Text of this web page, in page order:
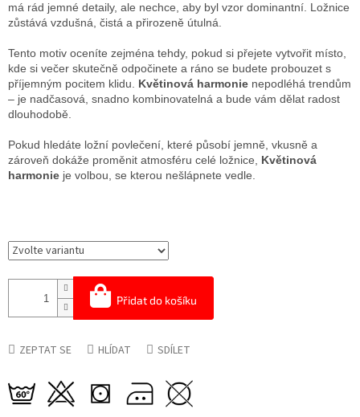
Přidat do košíku
má rád jemné detaily, ale nechce, aby byl vzor dominantní. Ložnice
zůstává vzdušná, čistá a přirozeně útulná.
Tento motiv oceníte zejména tehdy, pokud si přejete vytvořit místo,
kde si večer skutečně odpočinete a ráno se budete probouzet s
příjemným pocitem klidu. Květinová harmonie nepodléhá trendům
– je nadčasová, snadno kombinovatelná a bude vám dělat radost
dlouhodobě.
Pokud hledáte ložní povlečení, které působí jemně, vkusně a
zároveň dokáže proměnit atmosféru celé ložnice, Květinová
harmonie je volbou, se kterou nešlápnete vedle.
ZEPTAT SE HLÍDAT SDÍLET